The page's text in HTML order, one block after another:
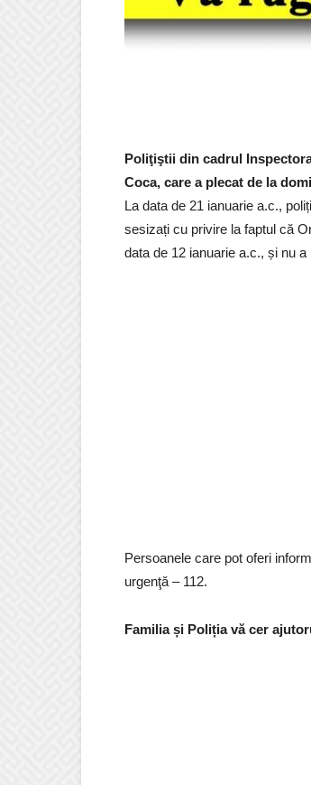
Poliţiştii din cadrul
Coca, care a plecat de la
La data de 21 ianuarie a.c.,
sesizați cu privire la faptul că
data de 12 ianuarie a.c., și nu
Persoanele care pot oferi
urgenţă – 112.
Familia și Poliția vă cer